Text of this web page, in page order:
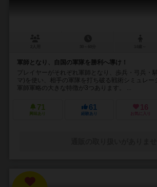
軍師となり、自国の軍隊を勝利へ導け！
プレイヤーがそれぞれ軍師となり、歩兵・弓兵・
マ)を使い、相手の軍隊を打ち破る戦術シミュレー
軍師軍略の大きな特徴が3つあります。 ...
71
興味あり
61
経験あり
16
お気に入り